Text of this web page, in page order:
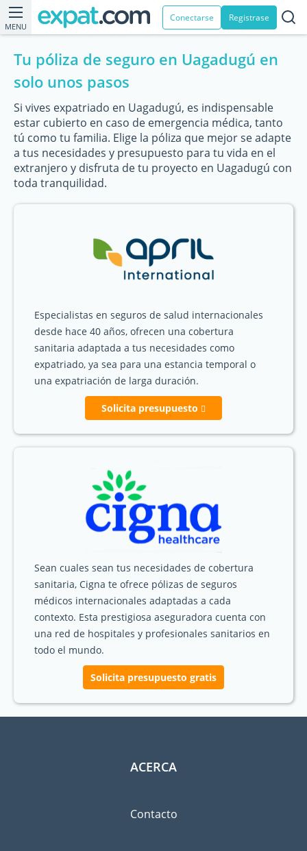
MENU
Conectarse Registrase
Tu póliza de seguro en Uagadugú en
solo unos pasos
Si vives expatriado en Uagadugú, es indispensable
estar cubierto en caso de emergencia médica, tanto
tú como tu familia. Elige la póliza que mejor se adapte
a tus necesidades y presupuesto para tu vida en el
extranjero y disfruta de tu proyecto en Uagadugú con
toda tranquilidad.
Especialistas en seguros de salud internacionales
desde hace 40 años, ofrecen una cobertura
sanitaria adaptada a tus necesidades como
expatriado, ya sea para una estancia temporal o
una expatriación de larga duración.
Solicita presupuesto
Sean cuales sean tus necesidades de cobertura
sanitaria, Cigna te ofrece pólizas de seguros
médicos internacionales adaptadas a cada
contexto. Esta prestigiosa aseguradora cuenta con
una red de hospitales y profesionales sanitarios en
todo el mundo.
Solicita presupuesto gratis
ACERCA
Contacto